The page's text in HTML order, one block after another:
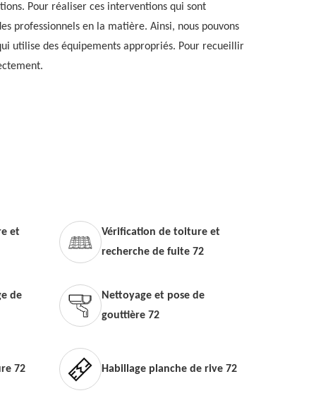
Pour réaliser ces interventions qui sont
professionnels en la matière. Ainsi, nous pouvons
utilise des équipements appropriés. Pour recueillir
et
Vérification de toiture et
recherche de fuite 72
de
Nettoyage et pose de
gouttière 72
72 Habillage planche de rive 72